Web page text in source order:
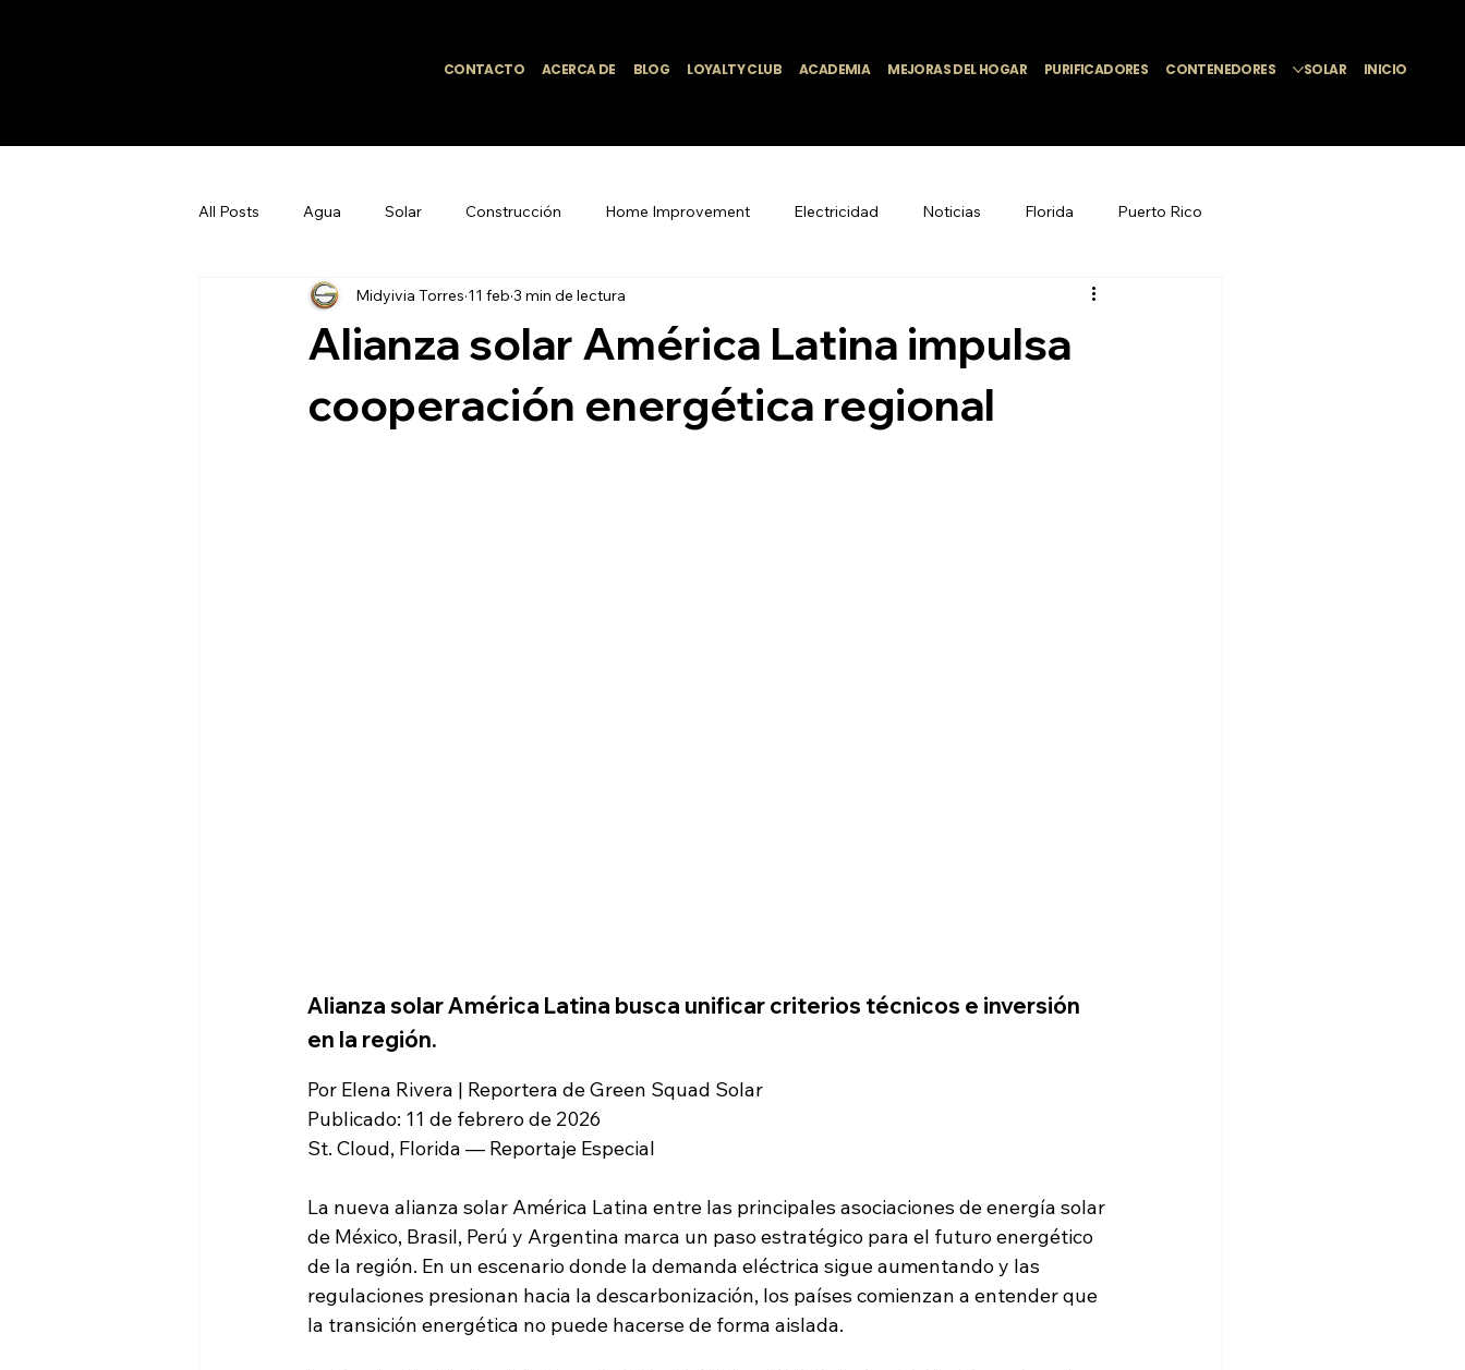
INICIO
SOLAR
CONTENEDORES
PURIFICADORES
MEJORAS DEL HOGAR
ACADEMIA
LOYALTY CLUB
BLOG
ACERCA DE
CONTACTO
All Posts Agua Solar Construcción Home Improvement Electricidad Noticias Florida Puerto Rico
Mujeres y liderazgo Empleo y reclutamiento remodelacion y construcción
Alianza solar América Latina impulsa
cooperación energética regional
Midyivia Torres 11 feb 3 min de lectura
Alianza solar América Latina busca unificar criterios técnicos e inversión
en la región.
Por Elena Rivera | Reportera de Green Squad Solar
Publicado: 11 de febrero de 2026
St. Cloud, Florida — Reportaje Especial
La nueva alianza solar América Latina entre las principales asociaciones de energía solar
de México, Brasil, Perú y Argentina marca un paso estratégico para el futuro energético
de la región. En un escenario donde la demanda eléctrica sigue aumentando y las
regulaciones presionan hacia la descarbonización, los países comienzan a entender que
la transición energética no puede hacerse de forma aislada.